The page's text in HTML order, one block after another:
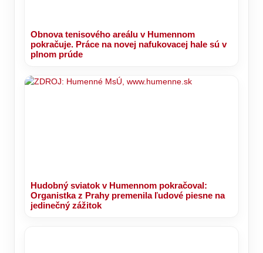
Obnova tenisového areálu v Humennom
pokračuje. Práce na novej nafukovacej hale sú v
plnom prúde
Hudobný sviatok v Humennom pokračoval:
Organistka z Prahy premenila ľudové piesne na
jedinečný zážitok